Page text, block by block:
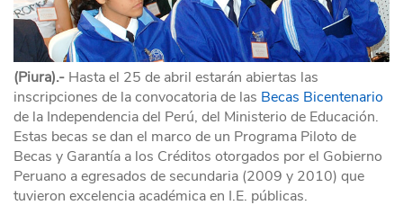
(Piura).- Hasta el 25 de abril estarán abiertas las
inscripciones de la convocatoria de las Becas Bicentenario
de la Independencia del Perú, del Ministerio de Educación.
Estas becas se dan el marco de un Programa Piloto de
Becas y Garantía a los Créditos otorgados por el Gobierno
Peruano a egresados de secundaria (2009 y 2010) que
tuvieron excelencia académica en I.E. públicas.